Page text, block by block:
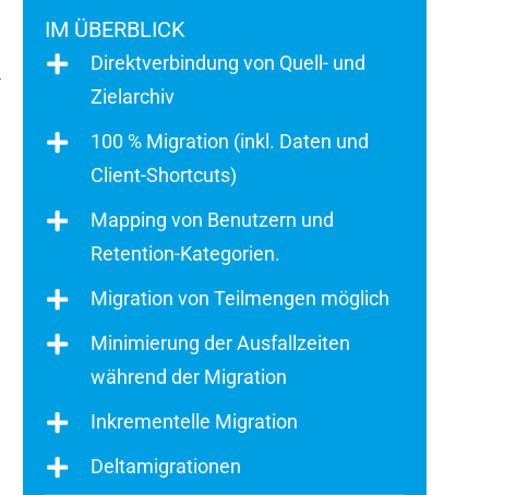
IM ÜBERBLICK
Direktverbindung von Quell- und
Zielarchiv
100 % Migration (inkl. Daten und
Client-Shortcuts)
Mapping von Benutzern und
Retention-Kategorien.
Migration von Teilmengen möglich
Minimierung der Ausfallzeiten
während der Migration
Inkrementelle Migration
Deltamigrationen